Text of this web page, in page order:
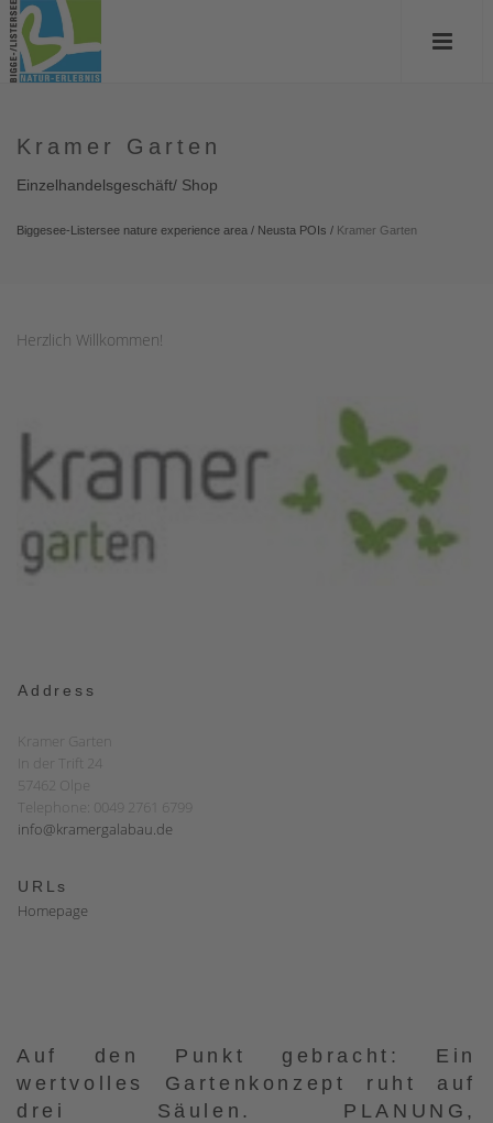
Kramer Garten
Einzelhandelsgeschäft/ Shop
Biggesee-Listersee nature experience area / Neusta POIs / Kramer Garten
Herzlich Willkommen!
Address
Kramer Garten
In der Trift 24
57462 Olpe
Telephone: 0049 2761 6799
info@kramergalabau.de
URLs
Homepage
Auf den Punkt gebracht: Ein
wertvolles Gartenkonzept ruht auf
drei Säulen. PLANUNG,